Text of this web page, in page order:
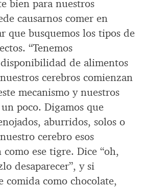
bien para nuestros
causarnos comer en
que busquemos los tipos de
“Tenemos
de alimentos
cerebros comienzan
mecanismo y nuestros
poco. Digamos que
aburridos, solos o
cerebro esos
ese tigre. Dice “oh,
desaparecer”, y si
comida como chocolate,